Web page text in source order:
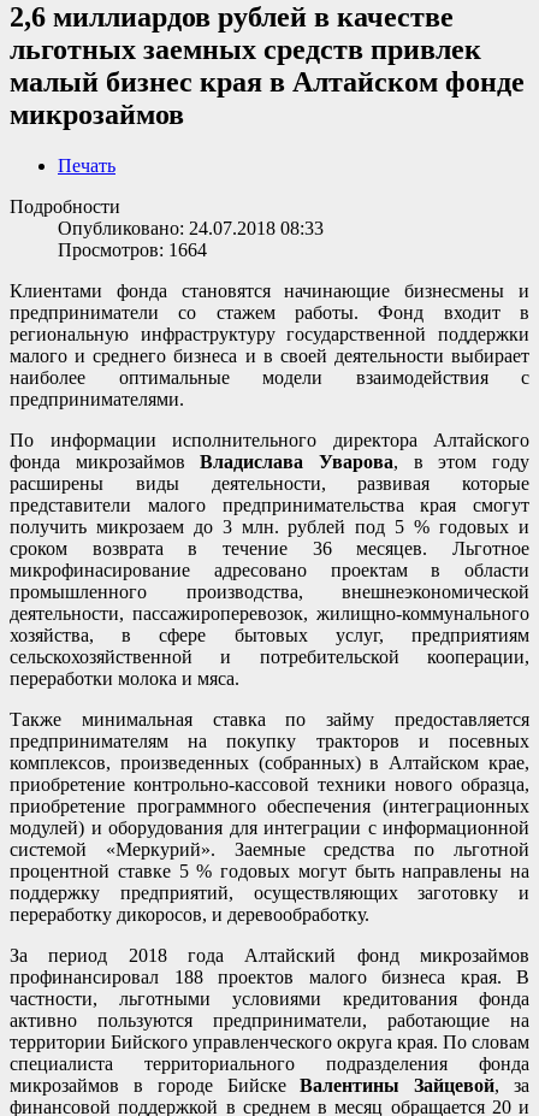
2,6 миллиардов рублей в качестве
льготных заемных средств привлек
малый бизнес края в Алтайском фонде
микрозаймов
Печать
Подробности
Опубликовано: 24.07.2018 08:33
Просмотров: 1664
Клиентами фонда становятся начинающие бизнесмены и
предприниматели со стажем работы. Фонд входит в
региональную инфраструктуру государственной поддержки
малого и среднего бизнеса и в своей деятельности выбирает
наиболее оптимальные модели взаимодействия с
предпринимателями.
По информации исполнительного директора Алтайского
фонда микрозаймовВладислава Уварова, в этом году
расширены виды деятельности, развивая которые
представители малого предпринимательства края смогут
получить микрозаем до 3 млн. рублей под 5 % годовых и
сроком возврата в течение 36 месяцев. Льготное
микрофинасирование адресовано проектам в области
промышленного производства, внешнеэкономической
деятельности, пассажироперевозок, жилищно-коммунального
хозяйства, в сфере бытовых услуг, предприятиям
сельскохозяйственной и потребительской кооперации,
переработки молока и мяса.
Также минимальная ставка по займу предоставляется
предпринимателям на покупку тракторов и посевных
комплексов, произведенных (собранных) в Алтайском крае,
приобретение контрольно-кассовой техники нового образца,
приобретение программного обеспечения (интеграционных
модулей) и оборудования для интеграции с информационной
системой «Меркурий». Заемные средства по льготной
процентной ставке 5 % годовых могут быть направлены на
поддержку предприятий, осуществляющих заготовку и
переработку дикоросов, и деревообработку.
За период 2018 года Алтайский фонд микрозаймов
профинансировал 188 проектов малого бизнеса края. В
частности, льготными условиями кредитования фонда
активно пользуются предприниматели, работающие на
территории Бийского управленческого округа края. По словам
специалиста территориального подразделения фонда
микрозаймов в городе БийскеВалентины Зайцевой, за
финансовой поддержкой в среднем в месяц обращается 20 и